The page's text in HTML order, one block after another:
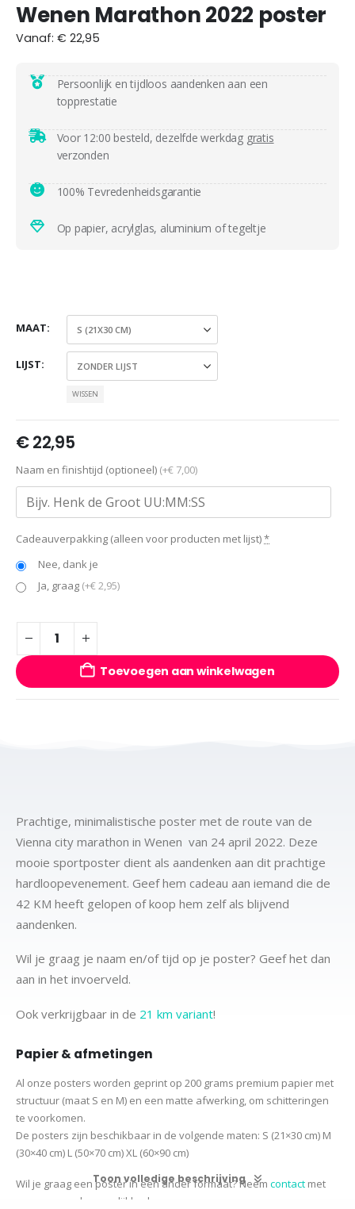
Wenen Marathon 2022 poster
Vanaf: € 22,95
Persoonlijk en tijdloos aandenken aan een
topprestatie
Voor 12:00 besteld, dezelfde werkdag gratis
verzonden
100% Tevredenheidsgarantie
Op papier, acrylglas, aluminium of tegeltje
MAAT
LIJST
WISSEN
€22,95
Naam en finishtijd (optioneel) (+€ 7,00)
Cadeauverpakking (alleen voor producten met lijst)*
Nee, dank je
Ja, graag (+€ 2,95)
Toevoegen aan winkelwagen
Prachtige, minimalistische poster met de route van de
Vienna city marathon in Wenen van 24 april 2022. Deze
mooie sportposter dient als aandenken aan dit prachtige
hardloopevenement. Geef hem cadeau aan iemand die de
42 KM heeft gelopen of koop hem zelf als blijvend
aandenken.
Wil je graag je naam en/of tijd op je poster? Geef het dan
aan in het invoerveld.
Ook verkrijgbaar in de 21 km variant!
Papier & afmetingen
Al onze posters worden geprint op 200 grams premium papier met
structuur (maat S en M) en een matte afwerking, om schitteringen
te voorkomen.
De posters zijn beschikbaar in de volgende maten: S (21×30 cm) M
(30×40 cm) L (50×70 cm) XL (60×90 cm)
Wil je graag een poster in een ander formaat? Neem contact met
ons op voor de mogelijkheden.
Toon volledige beschrijving